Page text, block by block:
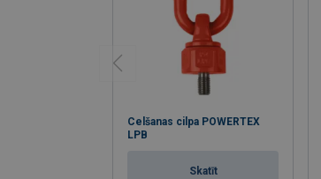
Celšanas cilpa POWERTEX
LPB
Skatīt